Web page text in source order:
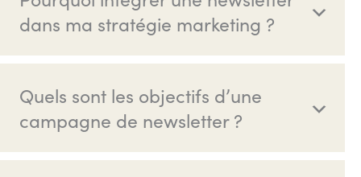
dans ma stratégie marketing ?
Quels sont les objectifs d’une
campagne de newsletter ?